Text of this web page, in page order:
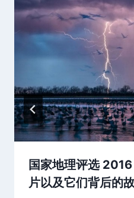
国家地理评选
片以及它们背后的